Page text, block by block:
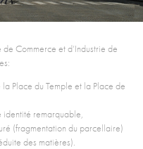
Commerce et d’Industrie de
Place du Temple et la Place de
remarquable,
(fragmentation du parcellaire)
des matières).